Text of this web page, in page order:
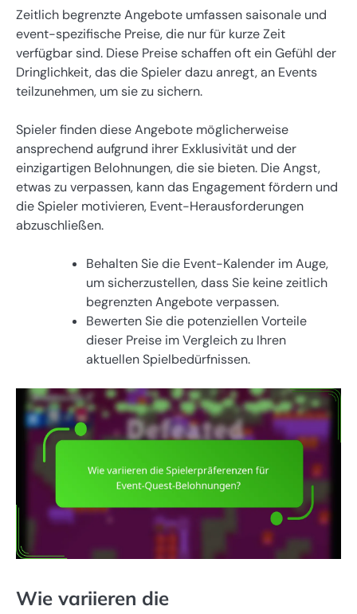
Zeitlich begrenzte Angebote umfassen saisonale und
event-spezifische Preise, die nur für kurze Zeit
verfügbar sind. Diese Preise schaffen oft ein Gefühl der
Dringlichkeit, das die Spieler dazu anregt, an Events
teilzunehmen, um sie zu sichern.
Spieler finden diese Angebote möglicherweise
ansprechend aufgrund ihrer Exklusivität und der
einzigartigen Belohnungen, die sie bieten. Die Angst,
etwas zu verpassen, kann das Engagement fördern und
die Spieler motivieren, Event-Herausforderungen
abzuschließen.
Behalten Sie die Event-Kalender im Auge,
um sicherzustellen, dass Sie keine zeitlich
begrenzten Angebote verpassen.
Bewerten Sie die potenziellen Vorteile
dieser Preise im Vergleich zu Ihren
aktuellen Spielbedürfnissen.
Wie variieren die